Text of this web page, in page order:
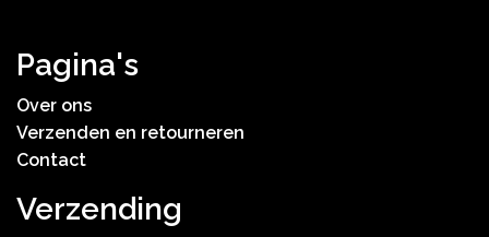
Pagina's
Over ons
Verzenden en retourneren
Contact
Verzending